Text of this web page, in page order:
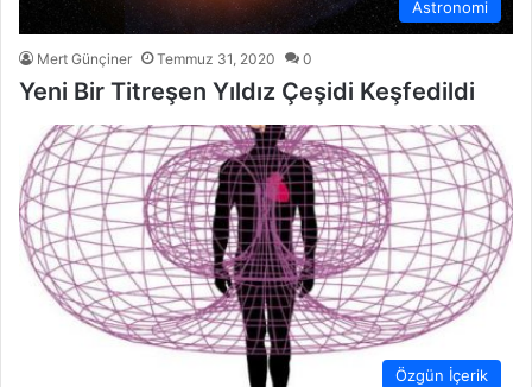
Astronomi
Mert Günçiner Temmuz 31, 2020 0
Yeni Bir Titreşen Yıldız Çeşidi Keşfedildi
Özgün İçerik